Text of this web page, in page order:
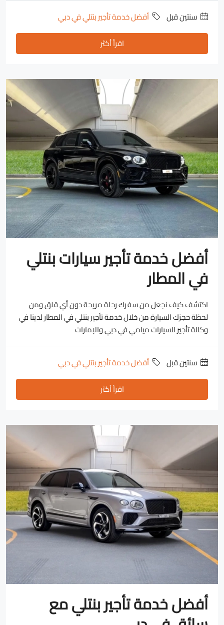
‏سنتين قبل
أفضل خدمة تأجير بنتلي في دبي
اقرأ أكثر
أفضل خدمة تأجير سيارات بنتلي
في المطار
اكتشف كيف نجعل من سفرك رحلة مريحة دون أي قلق ومن
لحظة حجزك السيارة من خلال خدمة تأجير بنتلي في المطار لدينا في
وكالة تأجير السيارات ميامي في دبي والإمارات
‏سنتين قبل
أفضل خدمة تأجير بنتلي في دبي
اقرأ أكثر
أفضل خدمة تأجير بنتلي مع